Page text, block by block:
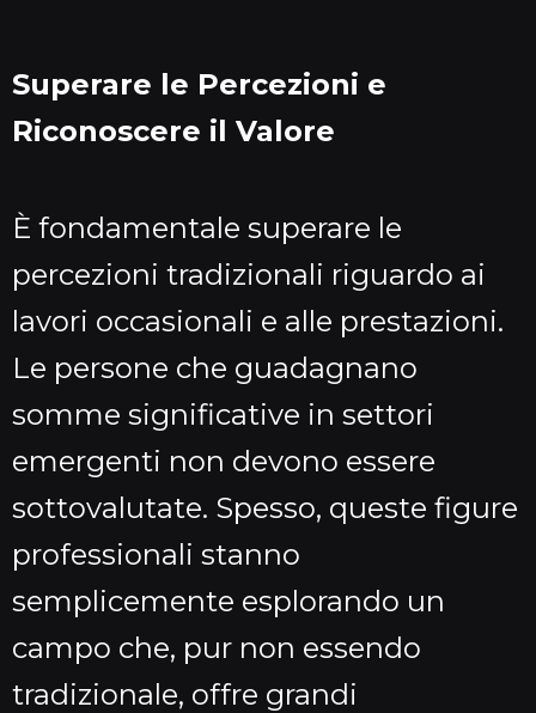
Superare le Percezioni e
Riconoscere il Valore
È fondamentale superare le
percezioni tradizionali riguardo ai
lavori occasionali e alle prestazioni.
Le persone che guadagnano
somme significative in settori
emergenti non devono essere
sottovalutate. Spesso, queste figure
professionali stanno
semplicemente esplorando un
campo che, pur non essendo
tradizionale, offre grandi